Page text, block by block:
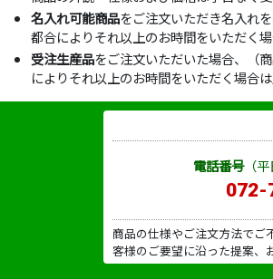
名入れ可能商品をご注文いただき名入れ
都合によりそれ以上のお時間をいただく
受注生産品をご注文いただいた場合、（
によりそれ以上のお時間をいただく場合
電話番号（平
072-
商品の仕様やご注文方法でご
客様のご要望に沿った提案、